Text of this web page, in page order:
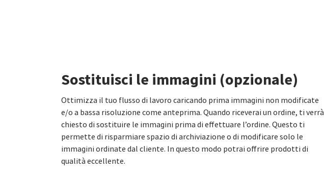
Sostituisci le immagini (opzionale)
Ottimizza il tuo flusso di lavoro caricando prima immagini non modificate
e/o a bassa risoluzione come anteprima. Quando riceverai un ordine, ti verrà
chiesto di sostituire le immagini prima di effettuare l’ordine. Questo ti
permette di risparmiare spazio di archiviazione o di modificare solo le
immagini ordinate dal cliente. In questo modo potrai offrire prodotti di
qualità eccellente.